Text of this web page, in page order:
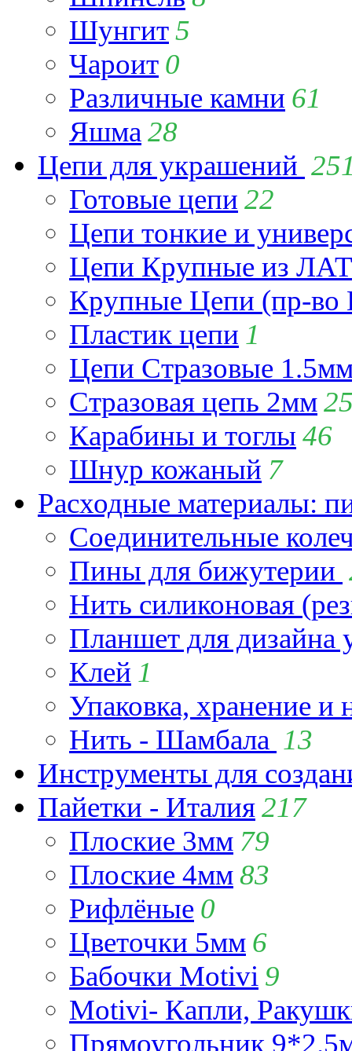
Шунгит5
Чароит 0
Различные камни 61
Яшма 28
Цепи для украшений
Готовые цепи 22
Цепи тонкие и
Цепи Крупные из
Крупные Цепи (пр-во
Пластик цепи 1
Цепи Стразовые
Стразовая цепь 2мм
Карабины и тоглы 46
Шнур кожаный 7
Расходные материалы:
Соединительные
Пины для бижутерии
Нить силиконовая
Планшет для
Клей 1
Упаковка, хранение и
Нить - Шамбала 13
Инструменты для
Пайетки - Италия217
Плоские 3мм 79
Плоские 4мм83
Рифлёные 0
Цветочки 5мм 6
Бабочки Motivi 9
Motivi- Капли,
Прямоугольник